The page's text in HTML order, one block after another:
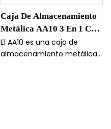
Caja De Almacenamiento
Metálica AA10 3 En 1 Con
Cable De Datos De 100 Cm
Y Carga
El AA10 es una caja de
almacenamiento metálica